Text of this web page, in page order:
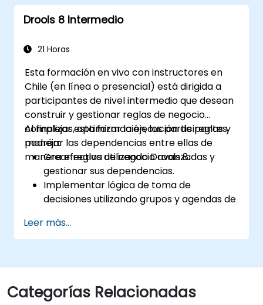
de manera efectiva utilizando Drools
Workbench.
implementar y refinar las reglas
Aplicar mejores prácticas para la
optimización de reglas y la gestión del
ciclo de vida.
Drools 8 Intermedio
21 Horas
Esta formación en vivo con instructores en
Chile (en línea o presencial) está dirigida a
participantes de nivel intermedio que desean
construir y gestionar reglas de negocio
complejas, optimizar la ejecución de reglas y
manejar las dependencias entre ellas de
manera efectiva utilizando Drools 8.
Al finalizar esta formación, los participantes
podrán:
Crear reglas de negocio avanzadas y
gestionar sus dependencias.
Implementar lógica de toma de
decisiones utilizando grupos y agendas de
Optimizar el rendimiento de la ejecución
de reglas en Drools.
Drools Workbench para la gestión de
reglas.
Integrar Drools con fuentes de datos y
Leer más...
Categorías Relacionadas